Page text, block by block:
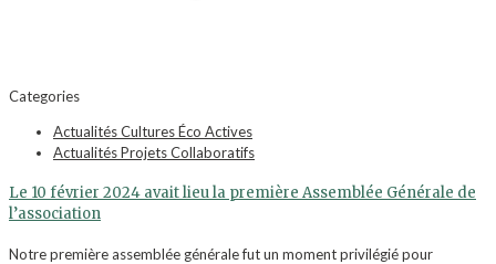
Categories
Actualités Cultures Éco Actives
Actualités Projets Collaboratifs
Le 10 février 2024 avait lieu la première Assemblée Générale de
l’association
Notre première assemblée générale fut un moment privilégié pour